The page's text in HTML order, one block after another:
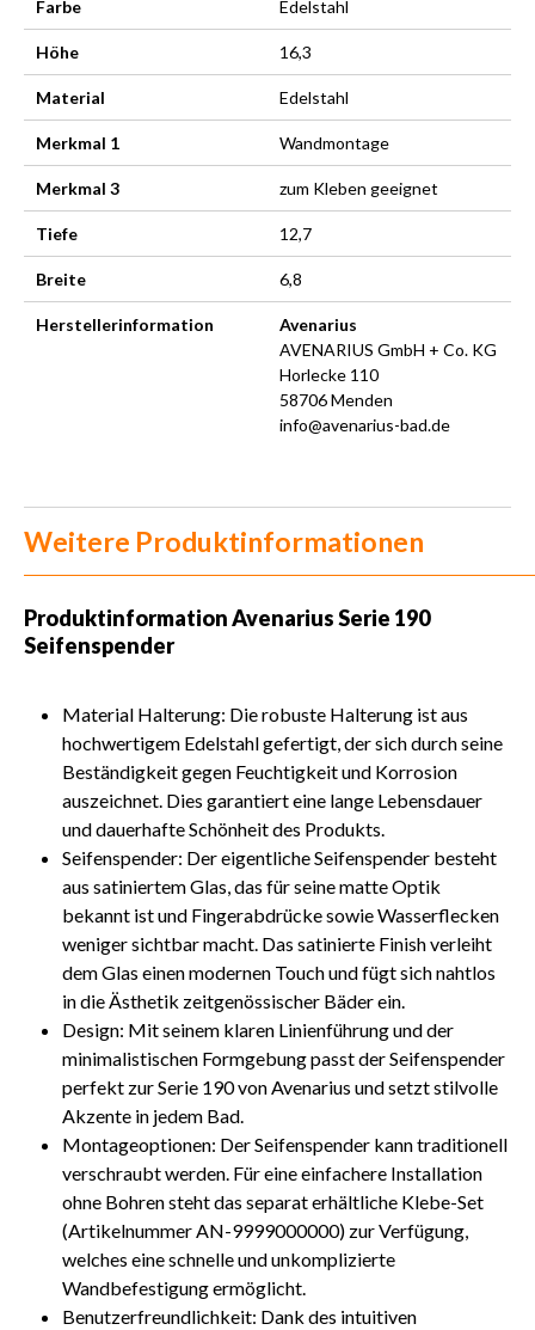
Farbe Edelstahl
Höhe 16,3
Material Edelstahl
Merkmal 1 Wandmontage
Merkmal 3 zum Kleben geeignet
Tiefe 12,7
Breite 6,8
Herstellerinformation
Avenarius
AVENARIUS GmbH + Co. KG
Horlecke 110
58706 Menden
info@avenarius-bad.de
Weitere Produktinformationen
ProduktinformationAvenarius Serie 190
Seifenspender
Material Halterung: Die robuste Halterung ist aus
hochwertigem Edelstahl gefertigt, der sich durch seine
Beständigkeit gegen Feuchtigkeit und Korrosion
auszeichnet. Dies garantiert eine lange Lebensdauer
und dauerhafte Schönheit des Produkts.
Seifenspender: Der eigentliche Seifenspender besteht
aus satiniertem Glas, das für seine matte Optik
bekannt ist und Fingerabdrücke sowie Wasserflecken
weniger sichtbar macht. Das satinierte Finish verleiht
dem Glas einen modernen Touch und fügt sich nahtlos
in die Ästhetik zeitgenössischer Bäder ein.
Design: Mit seinem klaren Linienführung und der
minimalistischen Formgebung passt der Seifenspender
perfekt zur Serie 190 von Avenarius und setzt stilvolle
Akzente in jedem Bad.
Montageoptionen: Der Seifenspender kann traditionell
verschraubt werden. Für eine einfachere Installation
ohne Bohren steht das separat erhältliche Klebe-Set
(Artikelnummer AN-9999000000) zur Verfügung,
welches eine schnelle und unkomplizierte
Wandbefestigung ermöglicht.
Benutzerfreundlichkeit: Dank des intuitiven